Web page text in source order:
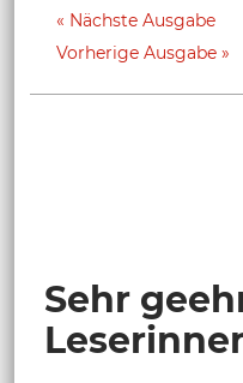
Nächste Ausgabe
Vorherige Ausgabe
Sehr